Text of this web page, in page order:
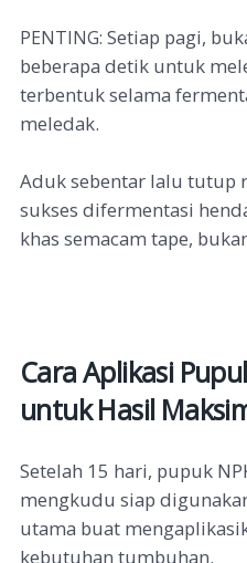
PENTING: Setiap pagi,
beberapa detik untuk
terbentuk selama
meledak.
Aduk sebentar lalu tutup
sukses difermentasi
khas semacam tape,
Cara Aplikasi
untuk Hasil
Setelah 15 hari, pupuk
mengkudu siap
utama buat
kebutuhan tumbuhan.